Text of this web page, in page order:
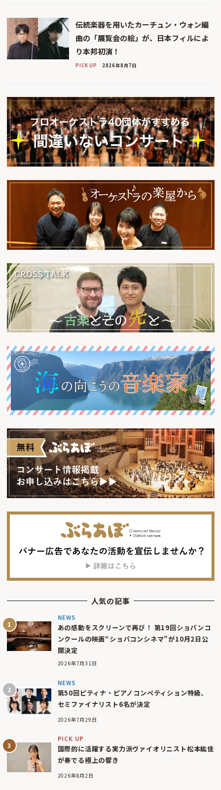
伝統楽器を用いたカーチュン・ウォン編
曲の「展覧会の絵」が、日本フィルによ
り本邦初演！
PICK UP 2026年8月7日
人気の記事
NEWS
あの感動をスクリーンで再び！ 第19回ショパンコ
ンクールの映画“ショパコンシネマ”が10月2日公
開決定
2026年7月31日
NEWS
第50回ピティナ・ピアノコンペティション特級、
セミファイナリスト6名が決定
2026年7月29日
PICK UP
国際的に活躍する実力派ヴァイオリニスト松本紘佳
が奏でる極上の響き
2026年8月2日